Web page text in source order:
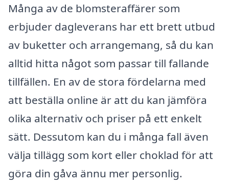
Många av de blomsteraffärer som
erbjuder dagleverans har ett brett utbud
av buketter och arrangemang, så du kan
alltid hitta något som passar till fallande
tillfällen. En av de stora fördelarna med
att beställa online är att du kan jämföra
olika alternativ och priser på ett enkelt
sätt. Dessutom kan du i många fall även
välja tillägg som kort eller choklad för att
göra din gåva ännu mer personlig.